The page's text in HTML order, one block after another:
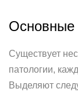
Основные
Существует
патологии,
Выделяют